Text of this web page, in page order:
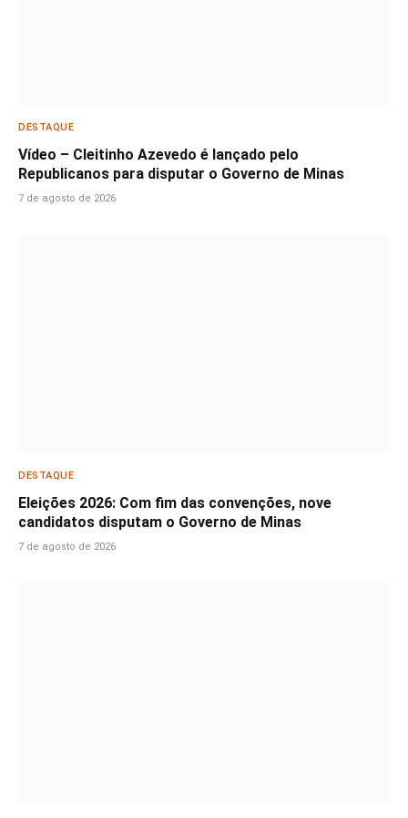
DESTAQUE
Vídeo – Cleitinho Azevedo é lançado pelo
Republicanos para disputar o Governo de Minas
7 de agosto de 2026
DESTAQUE
Eleições 2026: Com fim das convenções, nove
candidatos disputam o Governo de Minas
7 de agosto de 2026